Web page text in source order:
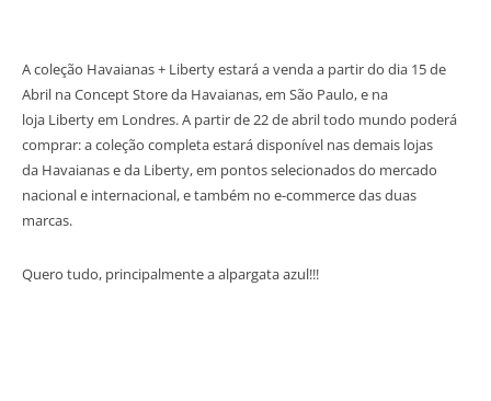
A coleção Havaianas + Liberty estará a venda a partir do dia 15 de
Abril na Concept Store da Havaianas, em São Paulo, e na
loja Liberty em Londres. A partir de 22 de abril todo mundo poderá
comprar: a coleção completa estará disponível nas demais lojas
da Havaianas e da Liberty, em pontos selecionados do mercado
nacional e internacional, e também no e-commerce das duas
marcas.
Quero tudo, principalmente a alpargata azul!!!